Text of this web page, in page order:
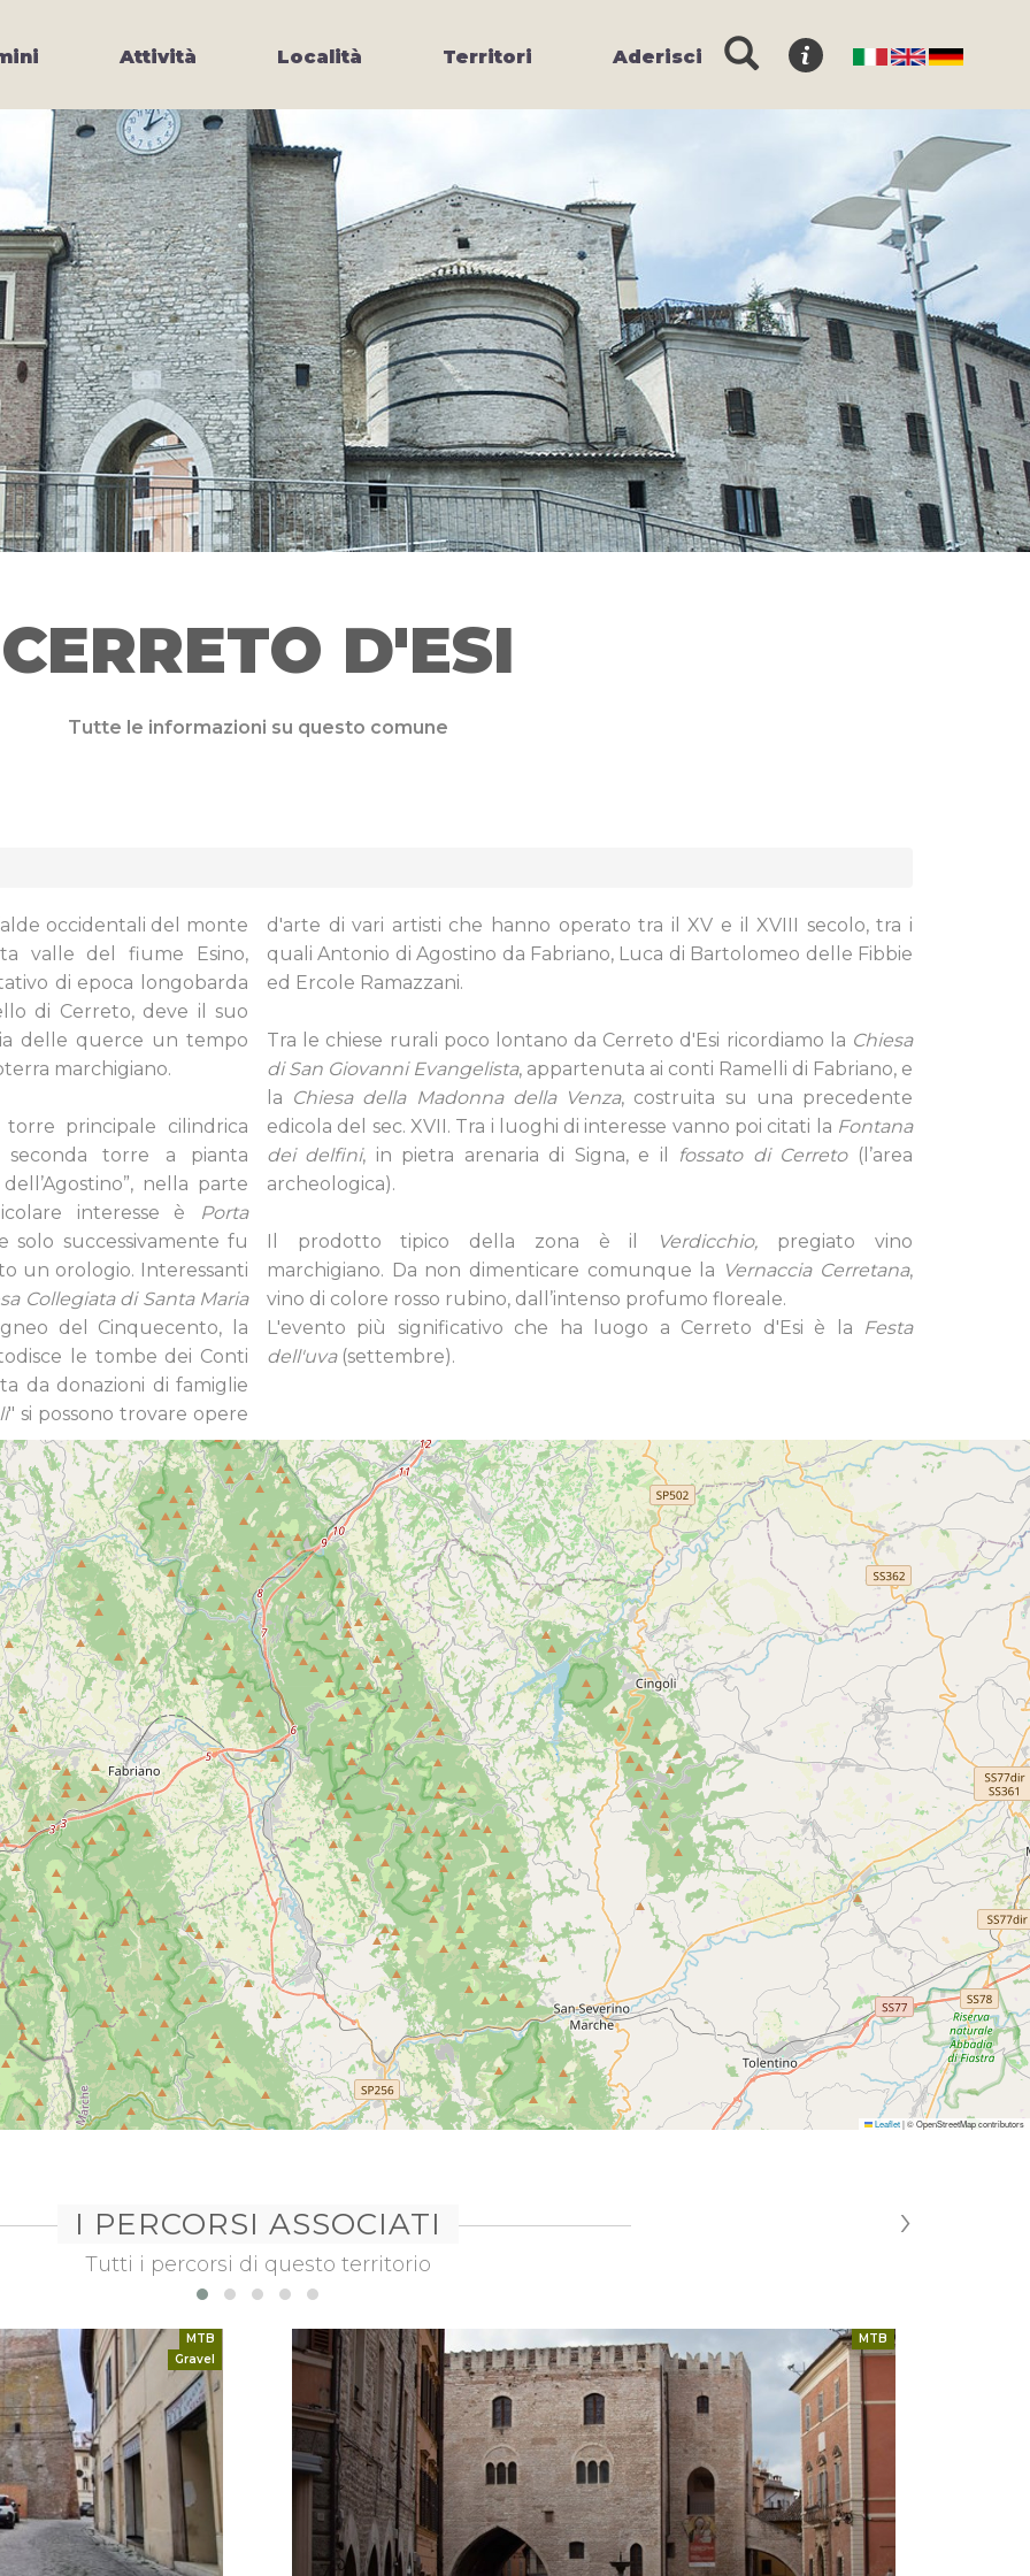
Attività Località Territori Aderisci
CERRETO D'ESI
Tutte le informazioni su questo comune
occidentali del monte
valle del fiume Esino,
di epoca longobarda
di Cerreto, deve il suo
delle querce un tempo
marchigiano.
principale cilindrica
torre a pianta
nella parte
interesse è
Porta
successivamente fu
un orologio. Interessanti
Collegiata di Santa Maria
del Cinquecento, la
le tombe dei Conti
da donazioni di famiglie
" si possono trovare opere
d'arte di vari artisti che hanno operato tra il XV e il XVIII secolo, tra i
quali Antonio di Agostino da Fabriano, Luca di Bartolomeo delle Fibbie
ed Ercole Ramazzani.
Tra le chiese rurali poco lontano da Cerreto d'Esi ricordiamo la Chiesa
di San Giovanni Evangelista, appartenuta ai conti Ramelli di Fabriano, e
la Chiesa della Madonna della Venza, costruita su una precedente
edicola del sec. XVII. Tra i luoghi di interesse vanno poi citati la Fontana
dei delfini, in pietra arenaria di Signa, e il fossato di Cerreto(l’area
archeologica).
Il prodotto tipico della zona è il Verdicchio, pregiato vino
marchigiano. Da non dimenticare comunque la Vernaccia Cerretana,
vino di colore rosso rubino, dall’intenso profumo floreale.
L'evento più significativo che ha luogo a Cerreto d'Esi è la
Festa
dell'uva(settembre).
Leaflet|© OpenStreetMap contributors
I PERCORSI ASSOCIATI
Tutti i percorsi di questo territorio
MTB
Gravel
MTB
›